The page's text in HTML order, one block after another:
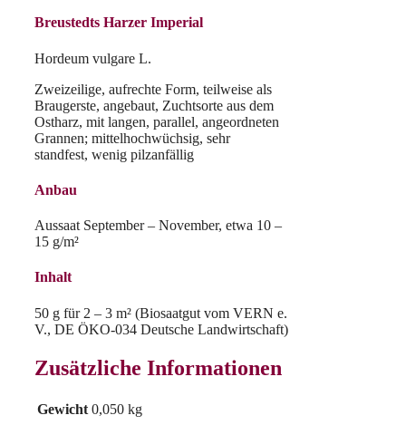
Breustedts Harzer Imperial
Hordeum vulgare L.
Zweizeilige, aufrechte Form, teilweise als
Braugerste, angebaut, Zuchtsorte aus dem
Ostharz, mit langen, parallel, angeordneten
Grannen; mittelhochwüchsig, sehr
standfest, wenig pilzanfällig
Anbau
Aussaat September – November, etwa 10 –
15 g/m²
Inhalt
50 g für 2 – 3 m² (Biosaatgut vom VERN e.
V., DE ÖKO-034 Deutsche Landwirtschaft)
Zusätzliche Informationen
Gewicht 0,050 kg